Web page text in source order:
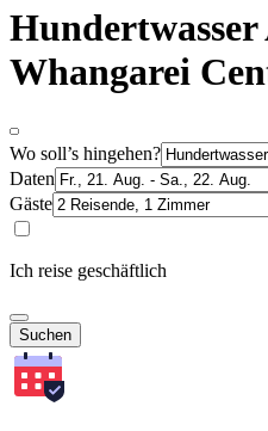
Whangarei
Wo soll’s hingehen?
Daten
Gäste
Ich reise geschäftlich
Suchen